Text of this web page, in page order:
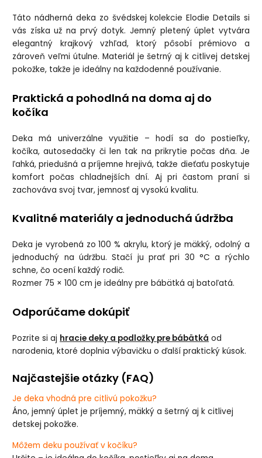
Táto nádherná deka zo švédskej kolekcie Elodie Details si
vás získa už na prvý dotyk. Jemný pletený úplet vytvára
elegantný krajkový vzhľad, ktorý pôsobí prémiovo a
zároveň veľmi útulne. Materiál je šetrný aj k citlivej detskej
pokožke, takže je ideálny na každodenné používanie.
Praktická a pohodlná na doma aj do
kočíka
Deka má univerzálne využitie – hodí sa do postieľky,
kočíka, autosedačky či len tak na prikrytie počas dňa. Je
ľahká, priedušná a príjemne hrejivá, takže dieťaťu poskytuje
komfort počas chladnejších dní. Aj pri častom praní si
zachováva svoj tvar, jemnosť aj vysokú kvalitu.
Kvalitné materiály a jednoduchá údržba
Deka je vyrobená zo 100 % akrylu, ktorý je mäkký, odolný a
jednoduchý na údržbu. Stačí ju prať pri 30 °C a rýchlo
schne, čo ocení každý rodič.
Rozmer 75 × 100 cm je ideálny pre bábätká aj batoľatá.
Odporúčame dokúpiť
Pozrite si aj hracie deky a podložky pre bábätká od
narodenia, ktoré doplnia výbavičku o ďalší praktický kúsok.
Najčastejšie otázky (FAQ)
Je deka vhodná pre citlivú pokožku?
Áno, jemný úplet je príjemný, mäkký a šetrný aj k citlivej
detskej pokožke.
Môžem deku používať v kočíku?